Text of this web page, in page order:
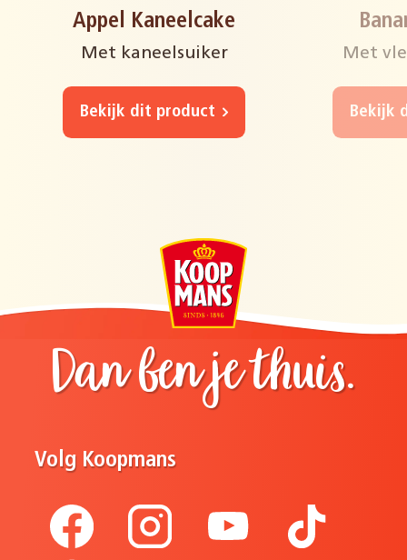
Appel Kaneelcake
Met kaneelsuiker
Bekijk dit product
Met
Bekijk
Dan ben je thuis.
Volg Koopmans